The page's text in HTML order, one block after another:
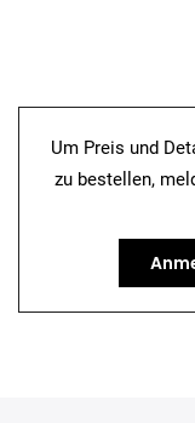
Um Preis und
zu bestellen,